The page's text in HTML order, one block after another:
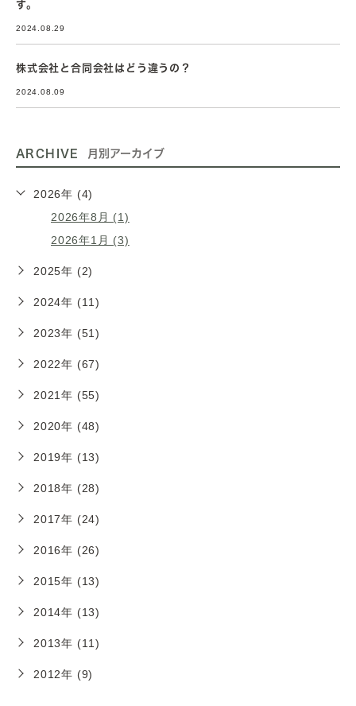
す。
2024.08.29
株式会社と合同会社はどう違うの？
2024.08.09
ARCHIVE 月別アーカイブ
2026年 (4)
2026年8月 (1)
2026年1月 (3)
2025年 (2)
2024年 (11)
2023年 (51)
2022年 (67)
2021年 (55)
2020年 (48)
2019年 (13)
2018年 (28)
2017年 (24)
2016年 (26)
2015年 (13)
2014年 (13)
2013年 (11)
2012年 (9)